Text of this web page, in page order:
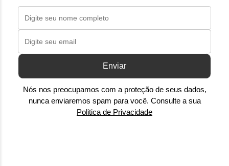
Enviar
Nós nos preocupamos com a proteção de seus dados,
nunca enviaremos spam para você. Consulte a sua
Politica de Privacidade